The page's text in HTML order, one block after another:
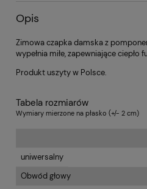
Opis
Zimowa czapka damska z
wypełnia miłe, zapewniające ciepło
Produkt uszyty w Polsce.
Tabela rozmiarów
Wymiary mierzone na płasko (+/- 2 cm)
uniwersalny
Obwód głowy